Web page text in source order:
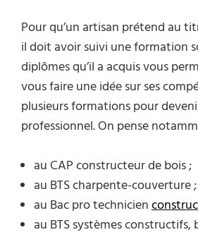
Pour qu’un artisan prétend au
il doit avoir suivi une formation
diplômes qu’il a acquis vous
vous faire une idée sur ses
plusieurs formations pour
professionnel. On pense
au CAP constructeur de bois ;
au BTS charpente-couverture ;
au Bac pro technicien
au BTS systèmes